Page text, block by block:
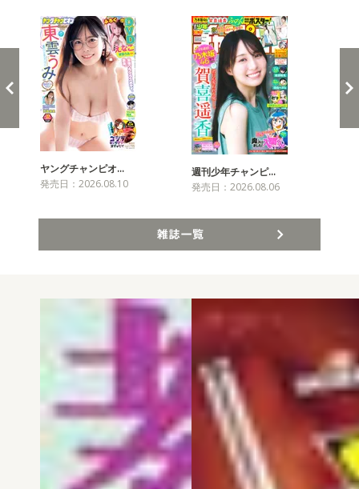
ヤングチャンピオ…
発売日：2026.08.10
週刊少年チャンピ…
発売日：2026.08.06